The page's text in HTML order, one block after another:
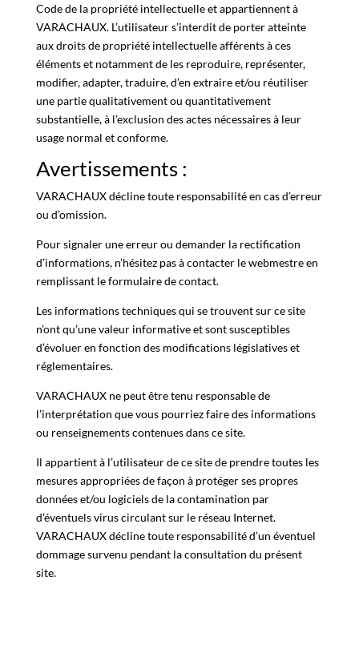
Code de la propriété intellectuelle et appartiennent à
VARACHAUX. L’utilisateur s’interdit de porter atteinte
aux droits de propriété intellectuelle afférents à ces
éléments et notamment de les reproduire, représenter,
modifier, adapter, traduire, d’en extraire et/ou réutiliser
une partie qualitativement ou quantitativement
substantielle, à l’exclusion des actes nécessaires à leur
usage normal et conforme.
Avertissements :
VARACHAUX décline toute responsabilité en cas d’erreur
ou d’omission.
Pour signaler une erreur ou demander la rectification
d’informations, n’hésitez pas à contacter le webmestre en
remplissant le formulaire de contact.
Les informations techniques qui se trouvent sur ce site
n’ont qu’une valeur informative et sont susceptibles
d’évoluer en fonction des modifications législatives et
réglementaires.
VARACHAUX ne peut être tenu responsable de
l’interprétation que vous pourriez faire des informations
ou renseignements contenues dans ce site.
Il appartient à l’utilisateur de ce site de prendre toutes les
mesures appropriées de façon à protéger ses propres
données et/ou logiciels de la contamination par
d’éventuels virus circulant sur le réseau Internet.
VARACHAUX décline toute responsabilité d’un éventuel
dommage survenu pendant la consultation du présent
site.